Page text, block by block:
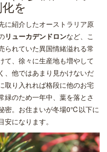
を
に紹介したオーストラリア原
リューカデンドロンなど、こ
られていた異国情緒溢れる常
て、徐々に生産地も増やして
、他ではあまり見かけないだ
取り入れれば格段に他のお宅
緑のため一年中、葉を落とさ
密。お住まいが冬場0℃以下に
になります。